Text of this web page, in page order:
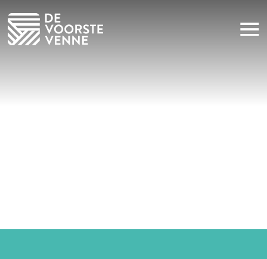
Huiskamer voor iedereen